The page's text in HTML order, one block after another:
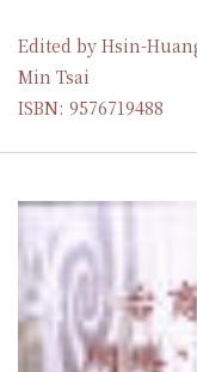
Edited by Hsin-
Min Tsai
ISBN: 9576719488